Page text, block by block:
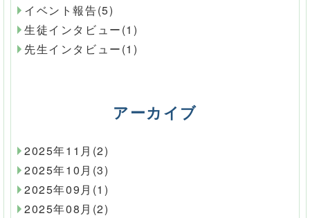
イベント報告(5)
生徒インタビュー(1)
先生インタビュー(1)
アーカイブ
2025年11月(2)
2025年10月(3)
2025年09月(1)
2025年08月(2)